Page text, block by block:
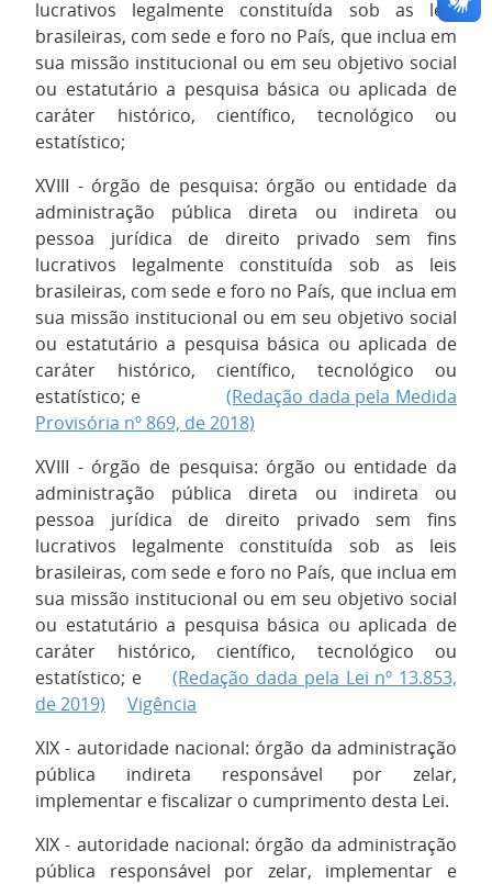
lucrativos legalmente constituída sob as leis
brasileiras, com sede e foro no País, que inclua em
sua missão institucional ou em seu objetivo social
ou estatutário a pesquisa básica ou aplicada de
caráter histórico, científico, tecnológico ou
estatístico;
XVIII - órgão de pesquisa: órgão ou entidade da
administração pública direta ou indireta ou
pessoa jurídica de direito privado sem fins
lucrativos legalmente constituída sob as leis
brasileiras, com sede e foro no País, que inclua em
sua missão institucional ou em seu objetivo social
ou estatutário a pesquisa básica ou aplicada de
caráter histórico, científico, tecnológico ou
estatístico; e(Redação dada pela Medida
Provisória nº 869, de 2018)
XVIII - órgão de pesquisa: órgão ou entidade da
administração pública direta ou indireta ou
pessoa jurídica de direito privado sem fins
lucrativos legalmente constituída sob as leis
brasileiras, com sede e foro no País, que inclua em
sua missão institucional ou em seu objetivo social
ou estatutário a pesquisa básica ou aplicada de
caráter histórico, científico, tecnológico ou
estatístico; e(Redação dada pela Lei nº 13.853,
de 2019)
Vigência
XIX - autoridade nacional: órgão da administração
pública indireta responsável por zelar,
implementar e fiscalizar o cumprimento desta Lei.
XIX - autoridade nacional: órgão da administração
pública responsável por zelar, implementar e